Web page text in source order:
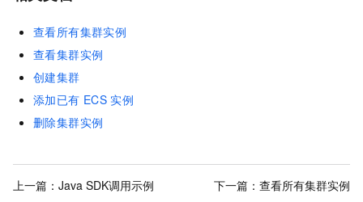
查看所有集群实例
查看集群实例
创建集群
添加已有 ECS 实例
删除集群实例
上一篇： Java SDK调用示例 下一篇： 查看所有集群实例